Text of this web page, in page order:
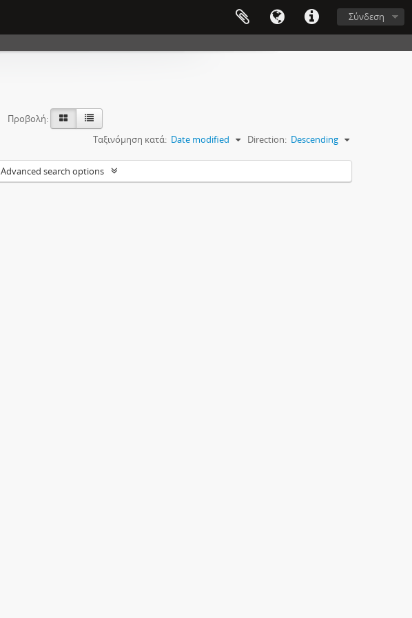
Σύνδεση
Προβολή:
Ταξινόμηση κατά: Date modified Direction: Descending
Advanced search options